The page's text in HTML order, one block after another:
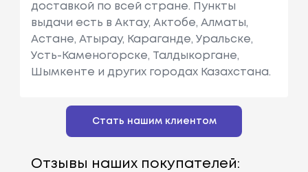
доставкой по всей стране. Пункты
выдачи есть в Актау, Актобе, Алматы,
Астане, Атырау, Караганде, Уральске,
Усть-Каменогорске, Талдыкоргане,
Шымкенте и других городах Казахстана.
Стать нашим клиентом
Отзывы наших покупателей: